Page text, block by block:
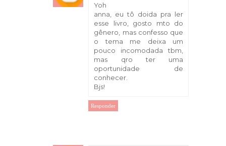
Yoh
anna, eu tô doida pra ler
esse livro, gosto mto do
gênero, mas confesso que
o tema me deixa um
pouco incomodada tbm,
mas qro ter uma
oportunidade de
conhecer.
Bjs!
Responder